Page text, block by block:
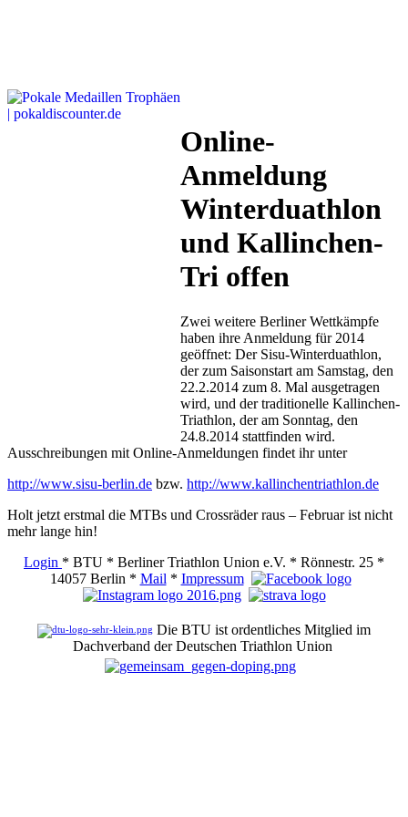
Online-
Anmeldung
Winterduathlon
und Kallinchen-
Tri offen
Zwei weitere Berliner Wettkämpfe
haben ihre Anmeldung für 2014
geöffnet: Der Sisu-Winterduathlon,
der zum Saisonstart am Samstag, den
22.2.2014 zum 8. Mal ausgetragen
wird, und der traditionelle Kallinchen-
Triathlon, der am Sonntag, den
24.8.2014 stattfinden wird.
Ausschreibungen mit Online-Anmeldungen findet ihr unter
http://www.sisu-berlin.de bzw. http://www.kallinchentriathlon.de
Holt jetzt erstmal die MTBs und Crossräder raus – Februar ist nicht
mehr lange hin!
Login * BTU * Berliner Triathlon Union e.V. * Rönnestr. 25 *
14057 Berlin * Mail * Impressum
Die BTU ist ordentliches Mitglied im
Dachverband der Deutschen Triathlon Union